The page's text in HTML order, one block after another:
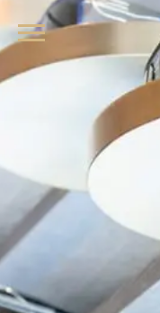
品牌眼鏡、